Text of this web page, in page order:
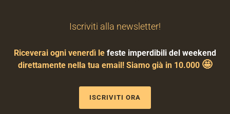
Iscriviti alla newsletter!
Riceverai ogni venerdì le feste imperdibili del weekend
direttamente nella tua email! Siamo già in 10.000 🤩
ISCRIVITI ORA